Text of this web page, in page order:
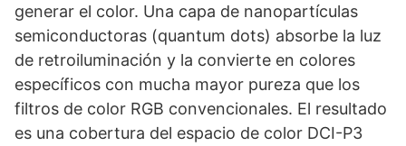
generar el color. Una capa de nanopartículas
semiconductoras (quantum dots) absorbe la luz
de retroiluminación y la convierte en colores
específicos con mucha mayor pureza que los
filtros de color RGB convencionales. El resultado
es una cobertura del espacio de color DCI-P3